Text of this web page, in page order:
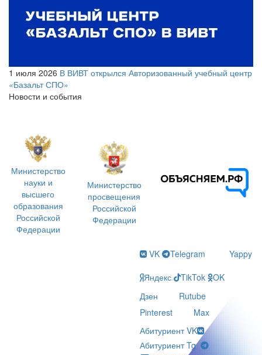
1 июля 2026 В ВИВТ открылся Авторизованный учебный центр
«Базальт СПО»
Новости и события
Министерство
науки и
высшего
образования
Российской
Федерации
Министерство
просвещения
Российской
Федерации
VK Telegram
Yappy
Яндекс
TikTok
OK
Дзен
Rutube
Pinterest
Max
Абитуриент VK
Абитуриент Tg